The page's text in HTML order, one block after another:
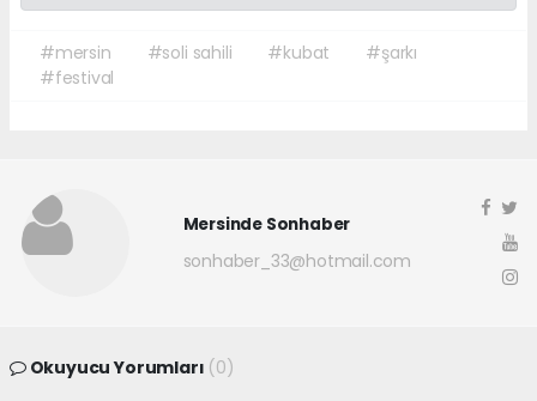
#mersin #soli sahili #kubat
#şarkı
#festival
Mersinde Sonhaber
sonhaber_33@hotmail.com
Okuyucu Yorumları (0)